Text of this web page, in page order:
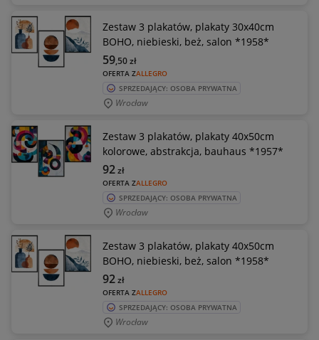
Zestaw 3 plakatów, plakaty 30x40cm
BOHO, niebieski, beż, salon *1958*
OFERTA ZALLEGRO
59,50zł
SPRZEDAJĄCY: OSOBA PRYWATNA
Wrocław
Zestaw 3 plakatów, plakaty 40x50cm
kolorowe, abstrakcja, bauhaus *1957*
OFERTA ZALLEGRO
92zł
SPRZEDAJĄCY: OSOBA PRYWATNA
Wrocław
Zestaw 3 plakatów, plakaty 40x50cm
BOHO, niebieski, beż, salon *1958*
OFERTA ZALLEGRO
92zł
SPRZEDAJĄCY: OSOBA PRYWATNA
Wrocław